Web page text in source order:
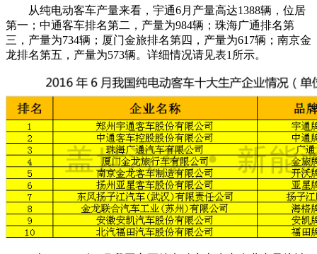
从纯电动客车产量来看，宇通6月产量高达1388辆，位居
第一；中通客车排名第二，产量为984辆；珠海广通排名第
三，产量为734辆；厦门金旅排名第四，产量为617辆；南京金
龙排名第五，产量为573辆。详细情况请见表1所示。